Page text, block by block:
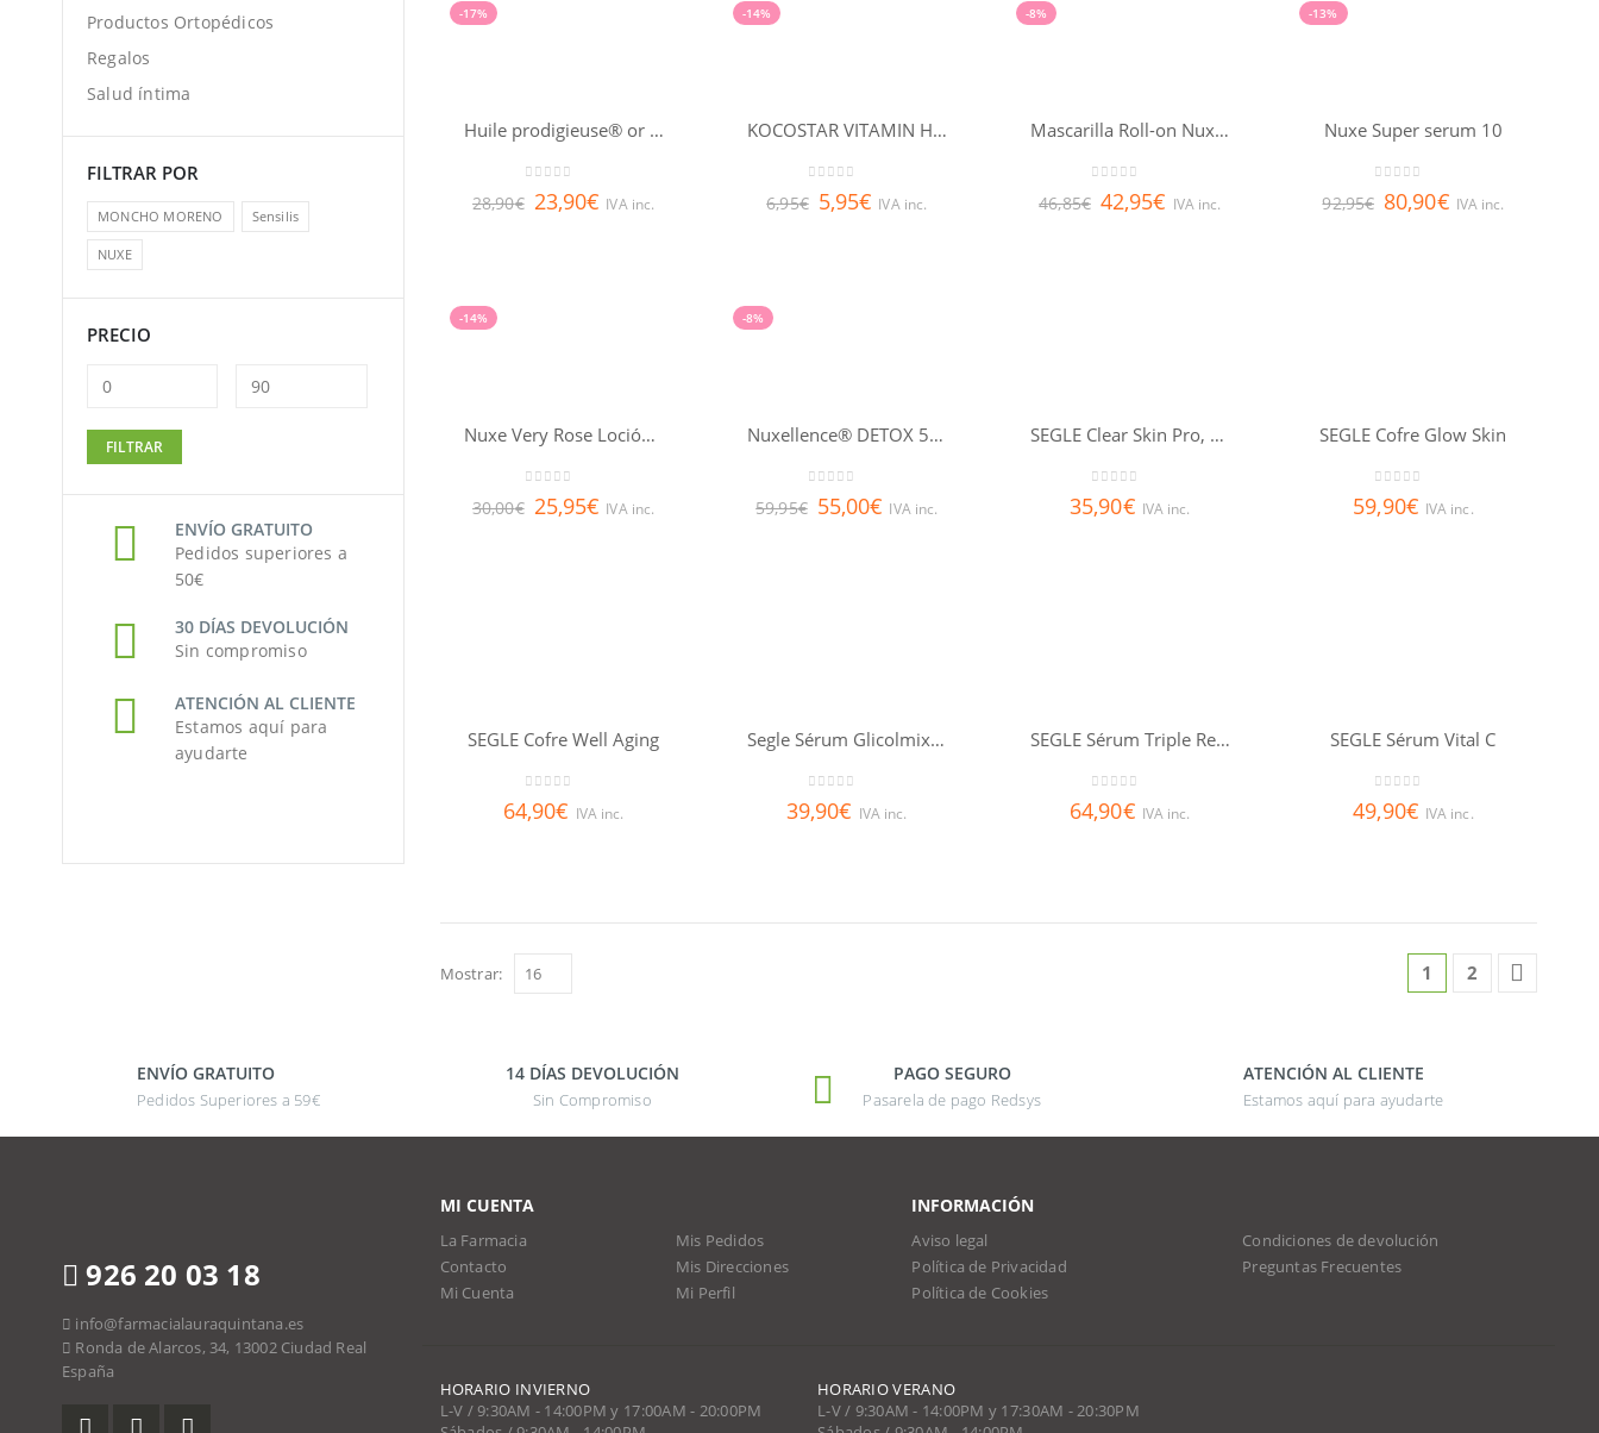
-17%
Huile prodigieuse® or NUXE 50ml
out of 5
28,90€ 23,90€ IVA inc.
-14%
KOCOSTAR VITAMIN HAPPY MASK
out of 5
6,95€ 5,95€ IVA inc.
-8%
Mascarilla Roll-on Nuxuriance Ultra NUXE 50 ml
out of 5
46,85€ 42,95€ IVA inc.
-13%
Nuxe Super serum 10
out of 5
92,95€ 80,90€ IVA inc.
-14%
Nuxe Very Rose Loción Peeling Luminosidad
out of 5
30,00€ 25,95€ IVA inc.
-8%
Nuxellence® DETOX 50ml
out of 5
59,95€ 55,00€ IVA inc.
SEGLE Clear Skin Pro, 60 cápsulas
0 out of 5
35,90€ IVA inc.
SEGLE Cofre Glow Skin
0 out of 5
59,90€ IVA inc.
SEGLE Cofre Well Aging
0 out of 5
64,90€ IVA inc.
Segle Sérum Glicolmix 30ml
0 out of 5
39,90€ IVA inc.
SEGLE Sérum Triple Retinoid
0 out of 5
64,90€ IVA inc.
SEGLE Sérum Vital C
0 out of 5
49,90€ IVA inc.
Mostrar: 1 2
Productos Ortopédicos
Regalos
Salud íntima
FILTRAR POR
MONCHO MORENO Sensilis
NUXE
PRECIO
mínimo
máximo
FILTRAR
ENVÍO GRATUITO
Pedidos superiores a
50€
30 DÍAS DEVOLUCIÓN
Sin compromiso
ATENCIÓN AL CLIENTE
Estamos aquí para
ayudarte
ENVÍO GRATUITO
Pedidos Superiores a 59€
14 DÍAS DEVOLUCIÓN
Sin Compromiso
PAGO SEGURO
Pasarela de pago Redsys
ATENCIÓN AL CLIENTE
Estamos aquí para ayudarte
926 20 03 18
info@farmacialauraquintana.es
Ronda de Alarcos, 34, 13002 Ciudad Real
España
MI CUENTA
La Farmacia
Contacto
Mi Cuenta
Mis Pedidos
Mis Direcciones
Mi Perfil
INFORMACIÓN
Aviso legal
Política de Privacidad
Política de Cookies
Condiciones de devolución
Preguntas Frecuentes
HORARIO INVIERNO
L-V / 9:30AM - 14:00PM y 17:00AM - 20:00PM
HORARIO VERANO
L-V / 9:30AM - 14:00PM y 17:30AM - 20:30PM